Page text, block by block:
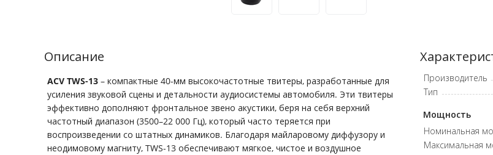
Описание
ACV TWS-13 – компактные 40-мм высокочастотные твитеры, разработанные для
усиления звуковой сцены и детальности аудиосистемы автомобиля. Эти твитеры
эффективно дополняют фронтальное звено акустики, беря на себя верхний
частотный диапазон (3500–22 000 Гц), который часто теряется при
воспроизведении со штатных динамиков. Благодаря майларовому диффузору и
неодимовому магниту, TWS-13 обеспечивают мягкое, чистое и воздушное
Производитель
Тип
Мощность
Номинальная
Максимальная